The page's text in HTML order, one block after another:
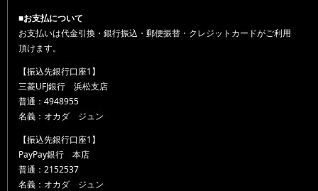
■お支払について
お支払いは代金引換・銀行振込・郵便振替・クレジットカードがご利用
頂けます。
【振込先銀行口座1】
三菱UFJ銀行 浜松支店
普通：4948955
名義：オカダ ジュン
【振込先銀行口座1】
PayPay銀行 本店
普通：2152537
名義：オカダ ジュン